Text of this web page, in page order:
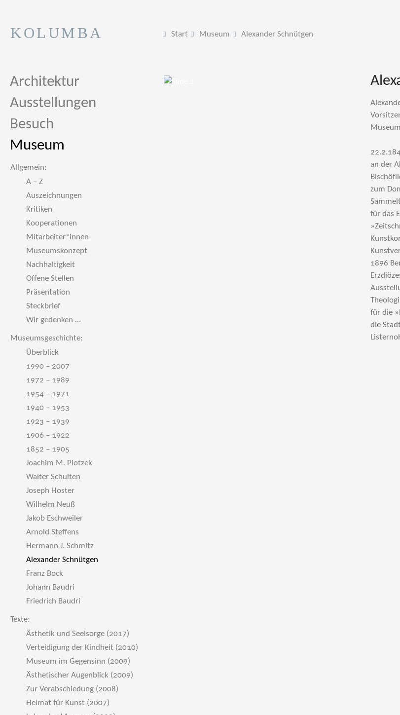
KOLUMBA Start Museum Alexander Schnütgen
Architektur
Ausstellungen
Besuch
Museum
Allgemein:
A – Z
Auszeichnungen
Kritiken
Kooperationen
Mitarbeiter*innen
Museumskonzept
Nachhaltigkeit
Offene Stellen
Präsentation
Steckbrief
Wir gedenken …
Museumsgeschichte:
Überblick
1990 – 2007
1972 – 1989
1954 – 1971
1940 – 1953
1923 – 1939
1906 – 1922
1852 – 1905
Joachim M. Plotzek
Walter Schulten
Joseph Hoster
Wilhelm Neuß
Jakob Eschweiler
Arnold Steffens
Hermann J. Schmitz
Alexander Schnütgen
Franz Bock
Johann Baudri
Friedrich Baudri
Texte:
Ästhetik und Seelsorge (2017)
Verteidigung der Kindheit (2010)
Museum im Gegensinn (2009)
Ästhetischer Augenblick (2009)
Zur Verabschiedung (2008)
Heimat für Kunst (2007)
an der
zum
für das
1896
für die
die